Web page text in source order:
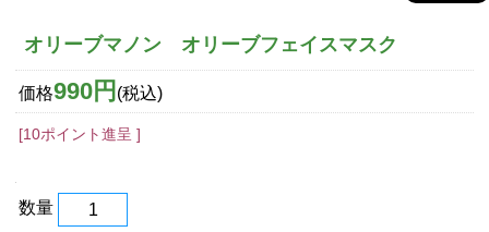
オリーブマノン オリーブフェイスマスク
価格990円 (税込)
[10ポイント進呈 ]
数量